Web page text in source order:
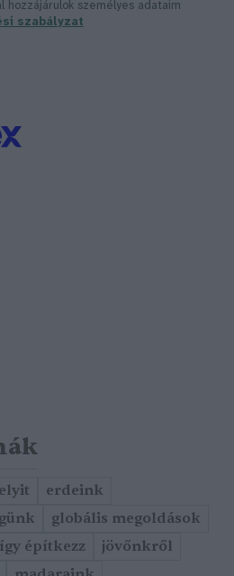
hozzájárulok személyes adataim
szabályzat
erdeink
globális megoldások
így építkezz
jövőnkről